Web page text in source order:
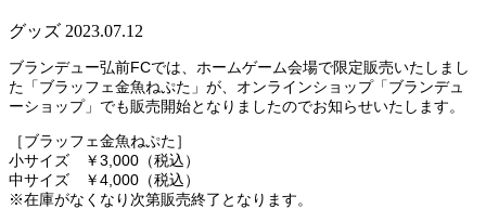
グッズ 2023.07.12
ブランデュー弘前FCでは、ホームゲーム会場で限定販売いたしまし
た「ブラッフェ金魚ねぷた」が、オンラインショップ「ブランデュ
ーショップ」でも販売開始となりましたのでお知らせいたします。
［ブラッフェ金魚ねぷた］
小サイズ ￥3,000（税込）
中サイズ ￥4,000（税込）
※在庫がなくなり次第販売終了となります。